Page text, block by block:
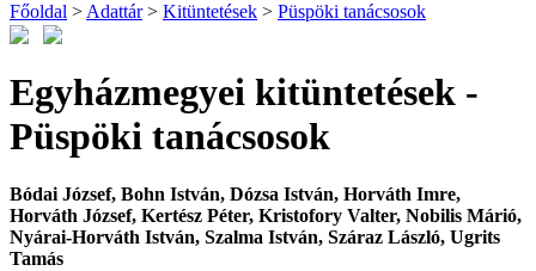
Főoldal > Adattár> Kitüntetések > Püspöki tanácsosok
Egyházmegyei kitüntetések -
Püspöki tanácsosok
Bódai József, Bohn István, Dózsa István, Horváth Imre,
Horváth József, Kertész Péter, Kristofory Valter, Nobilis Márió,
Nyárai-Horváth István, Szalma István, Száraz László, Ugrits
Tamás